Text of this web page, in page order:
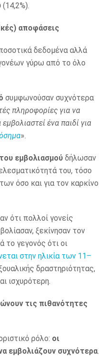
(14,2%).
αποφάσεις
δεδομένα αλλά
γύρω από το όλο
συμφωνούσαν συχνότερα
πληροφορίες για να
ένα παιδί για
».
εμβολιασμού δήλωσαν
του, τόσο
όσο και για τον καρκίνο
ότι πολλοί γονείς
ξεκίνησαν τον
το γεγονός ότι οι
στην ηλικία των 11–
δραστηριότητας,
ισχυρότερη.
τις πιθανότητες
ρόλο: οι
εμβολιάζουν συχνότερα